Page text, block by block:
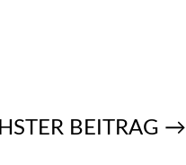
BEITRAG →